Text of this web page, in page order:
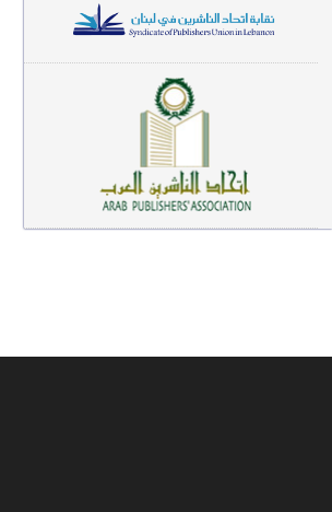
سير وتراجم (90)
معاجم لغوية (89)
سيرة نبوية وتصوف (81)
دراسات إسلامية (75)
شعر (72)